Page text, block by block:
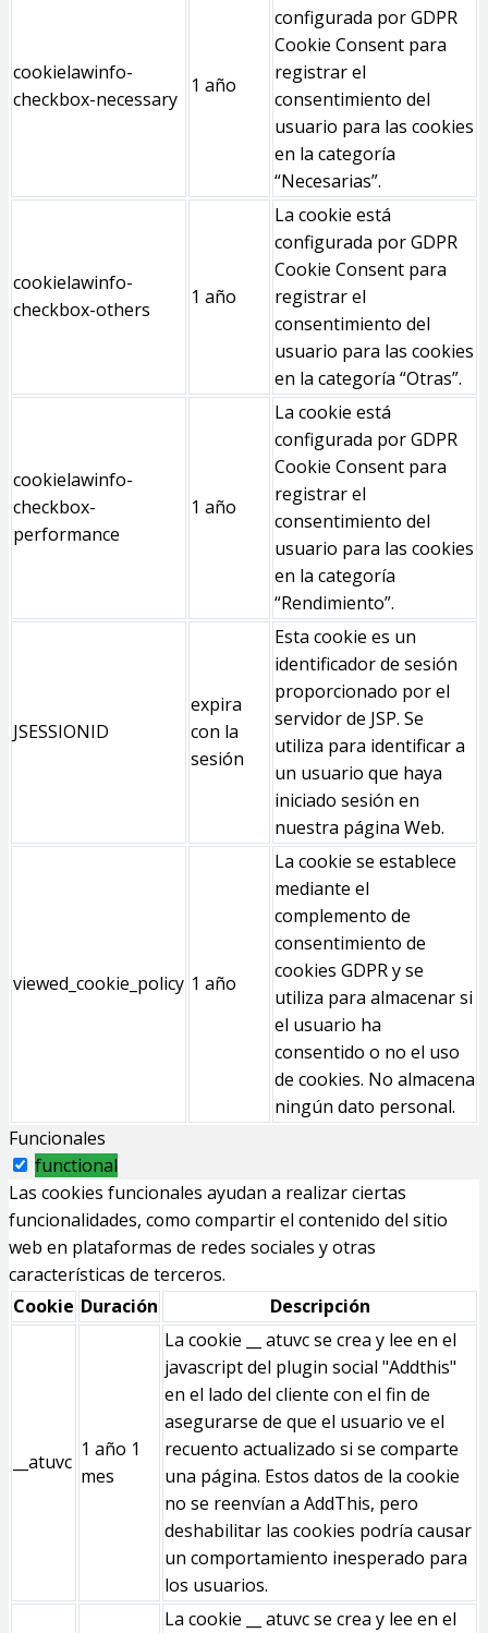
cookielawinfo-
checkbox-necessary
1 año
configurada por GDPR
Cookie Consent para
registrar el
consentimiento del
usuario para las cookies
en la categoría
“Necesarias”.
cookielawinfo-
checkbox-others
1 año
La cookie está
configurada por GDPR
Cookie Consent para
registrar el
consentimiento del
usuario para las cookies
en la categoría “Otras”.
cookielawinfo-
checkbox-
performance
1 año
La cookie está
configurada por GDPR
Cookie Consent para
registrar el
consentimiento del
usuario para las cookies
en la categoría
“Rendimiento”.
JSESSIONID
expira
con la
sesión
Esta cookie es un
identificador de sesión
proporcionado por el
servidor de JSP. Se
utiliza para identificar a
un usuario que haya
iniciado sesión en
nuestra página Web.
viewed_cookie_policy 1 año
La cookie se establece
mediante el
complemento de
consentimiento de
cookies GDPR y se
utiliza para almacenar si
el usuario ha
consentido o no el uso
de cookies. No almacena
ningún dato personal.
Funcionales
functional
Las cookies funcionales ayudan a realizar ciertas
funcionalidades, como compartir el contenido del sitio
web en plataformas de redes sociales y otras
características de terceros.
Cookie Duración Descripción
__atuvc
1 año 1
mes
La cookie __ atuvc se crea y lee en el
javascript del plugin social "Addthis"
en el lado del cliente con el fin de
asegurarse de que el usuario ve el
recuento actualizado si se comparte
una página. Estos datos de la cookie
no se reenvían a AddThis, pero
deshabilitar las cookies podría causar
un comportamiento inesperado para
los usuarios.
La cookie __ atuvc se crea y lee en el